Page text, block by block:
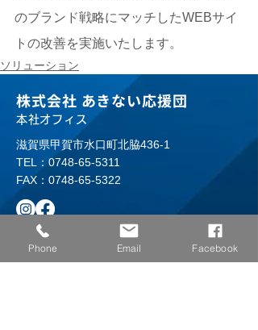
のブランド戦略にマッチしたWEBサイ
トの改善を実施いたします。
ソリューション
株式会社 あきない応援団
本社オフィス
滋賀県甲賀市水口町北脇436-1
TEL：0748-65-5311
FAX：0748-65-5322
ホーム
Phone Email Facebook